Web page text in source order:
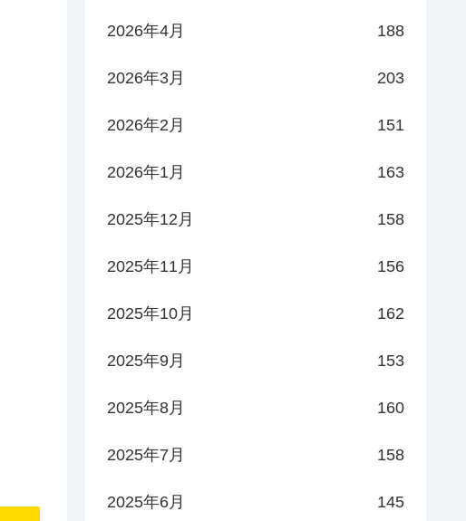
2026年4月 188
2026年3月 203
2026年2月 151
2026年1月 163
2025年12月 158
2025年11月 156
2025年10月 162
2025年9月 153
2025年8月 160
2025年7月 158
2025年6月 145